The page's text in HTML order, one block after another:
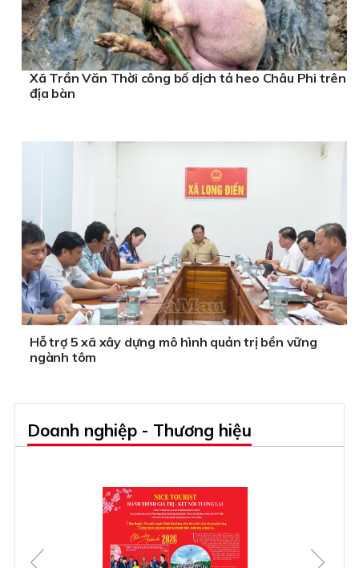
Xã Trần Văn Thời công bố dịch tả heo Châu Phi trên
địa bàn
Hỗ trợ 5 xã xây dựng mô hình quản trị bền vững
ngành tôm
Doanh nghiệp - Thương hiệu